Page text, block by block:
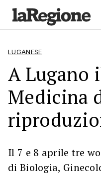
LUGANESE
A Lugano
Medicina
Il 7 e 8 aprile tre
di Biologia,